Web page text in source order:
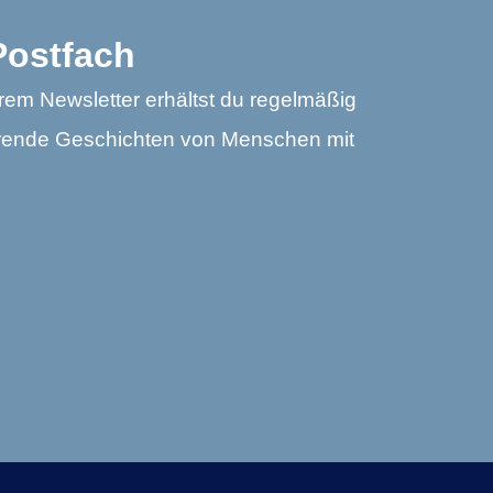
Newsletter erhältst du regelmäßig
Geschichten von Menschen mit